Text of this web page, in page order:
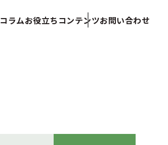
コラムお役立ちコンテンツお問い合わせ